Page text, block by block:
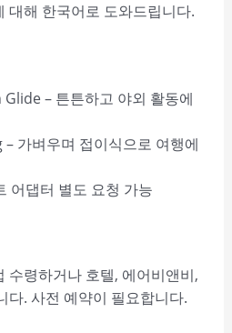
대해 한국어로 도와드립니다.
– 튼튼하고 야외 활동에
가벼우며 접이식으로 여행에
어댑터 별도 요청 가능
령하거나 호텔, 에어비앤비,
다. 사전 예약이 필요합니다.